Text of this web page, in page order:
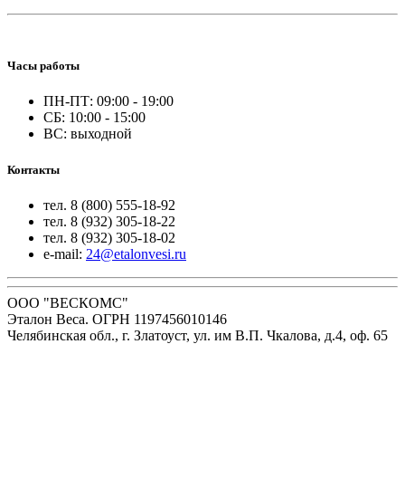
Часы работы
ПН-ПТ: 09:00 - 19:00
СБ: 10:00 - 15:00
ВС: выходной
Контакты
тел. 8 (800) 555-18-92
тел. 8 (932) 305-18-22
тел. 8 (932) 305-18-02
e-mail: 24@etalonvesi.ru
ООО "ВЕСКОМС"
Эталон Веса. ОГРН 1197456010146
Челябинская обл., г. Златоуст, ул. им В.П. Чкалова, д.4, оф. 65